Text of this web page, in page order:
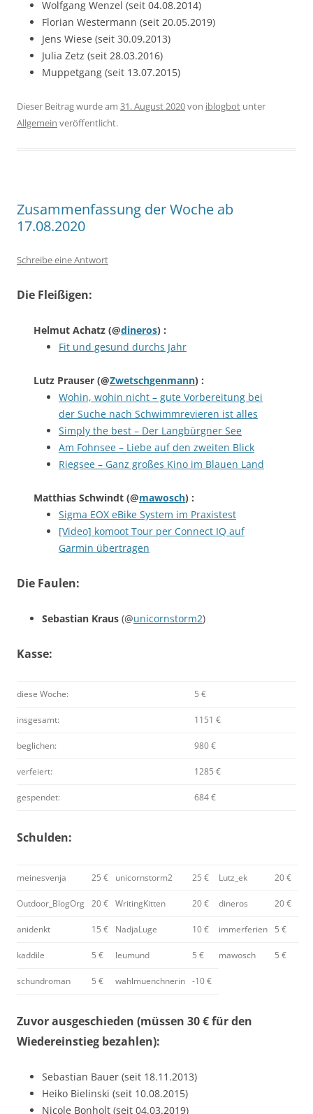
Wolfgang Wenzel (seit 04.08.2014)
Florian Westermann (seit 20.05.2019)
Jens Wiese (seit 30.09.2013)
Julia Zetz (seit 28.03.2016)
Muppetgang (seit 13.07.2015)
Dieser Beitrag wurde am 31. August 2020von iblogbot unter
Allgemein veröffentlicht.
Zusammenfassung der Woche ab
17.08.2020
Schreibe eine Antwort
Die Fleißigen:
Helmut Achatz (@dineros) :
Fit und gesund durchs Jahr
Lutz Prauser (@Zwetschgenmann) :
Wohin, wohin nicht – gute Vorbereitung bei
der Suche nach Schwimmrevieren ist alles
Simply the best – Der Langbürgner See
Am Fohnsee – Liebe auf den zweiten Blick
Riegsee – Ganz großes Kino im Blauen Land
Matthias Schwindt (@mawosch) :
Sigma EOX eBike System im Praxistest
[Video] komoot Tour per Connect IQ auf
Garmin übertragen
Die Faulen:
Sebastian Kraus (@unicornstorm2)
Kasse:
diese Woche: 5 €
insgesamt: 1151 €
beglichen: 980 €
verfeiert: 1285 €
gespendet: 684 €
Schulden:
meinesvenja 25 € unicornstorm2 25 € Lutz_ek 20 €
Outdoor_BlogOrg 20 € WritingKitten 20 € dineros 20 €
anidenkt 15 € NadjaLuge 10 € immerferien 5 €
kaddile 5 € leumund 5 € mawosch 5 €
schundroman 5 € wahlmuenchnerin -10 €
Zuvor ausgeschieden (müssen 30 € für den
Wiedereinstieg bezahlen):
Sebastian Bauer (seit 18.11.2013)
Heiko Bielinski (seit 10.08.2015)
Nicole Bonholt (seit 04.03.2019)